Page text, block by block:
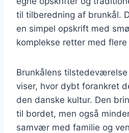
til tilberedning af brunkål.
en simpel opskrift med
komplekse retter med
Brunkålens
viser, hvor dybt forankret
den danske kultur. Den
til bordet, men også
samvær med familie og